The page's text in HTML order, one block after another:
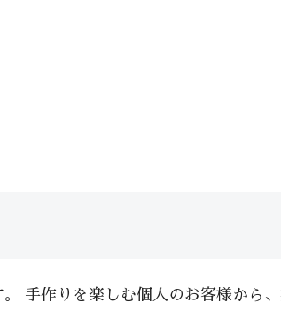
手作りを楽しむ個人のお客様から、